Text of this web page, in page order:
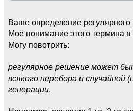
Ваше определение
Моё понимание этого термина
Могу повотрить:
регулярное решение может
всякого перебора и случайной
генерации.